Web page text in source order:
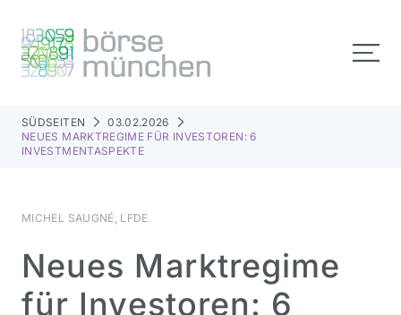
SÜDSEITEN
03.02.2026
NEUES MARKTREGIME FÜR INVESTOREN: 6
INVESTMENTASPEKTE
MICHEL SAUGNÉ, LFDE
Neues Marktregime
für Investoren: 6